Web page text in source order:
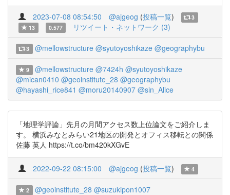
2023-07-08 08:54:50 @ajgeog (投稿一覧)
3
13
0.577 リツイート・ネットワーク (3)
3 @mellowstructure @syutoyoshikaze @geographybu
9 @mellowstructure @7424h @syutoyoshikaze
@mican0410 @geoinstitute_28 @geographybu
@hayashi_rice841 @moru20140907 @sin_Alice
「地理学評論」先月の月間アクセス数上位論文をご紹介しま
す。 横浜みなとみらい21地区の開発とオフィス移転との関係
佐藤 英人 https://t.co/bm420kXGvE
2022-09-22 08:15:00 @ajgeog (投稿一覧) 4
2 @geoinstitute_28 @suzukipon1007